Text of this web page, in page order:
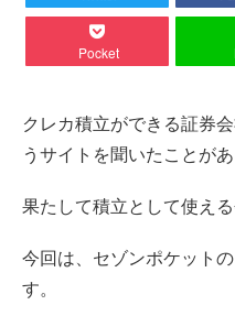
Pocket
クレカ積立ができる証券
うサイトを聞いたことが
果たして積立として使え
今回は、セゾンポケット
す。